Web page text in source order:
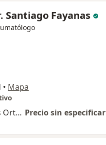
Santiago Fayanas
• Mapa
Consultas sucesivas Ortopedia y Traumatología Precio sin especificar